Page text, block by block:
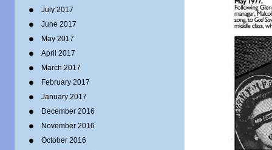
July 2017
June 2017
May 2017
April 2017
March 2017
February 2017
January 2017
December 2016
November 2016
October 2016